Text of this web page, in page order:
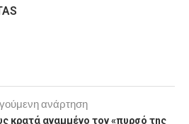
ανάρτηση
κρατά αναμμένο τον «πυρσό της